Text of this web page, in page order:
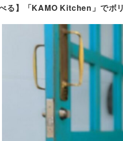
べる】「KAMO Kitchen」でボ